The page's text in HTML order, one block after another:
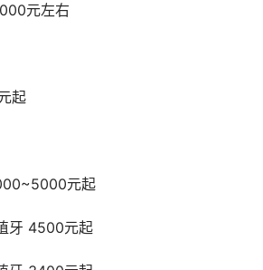
元左右
起
元起
牙 4500元起